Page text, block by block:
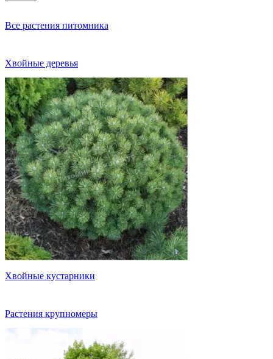
Все растения питомника
Хвойные деревья
Хвойные кустарники
Растения крупномеры